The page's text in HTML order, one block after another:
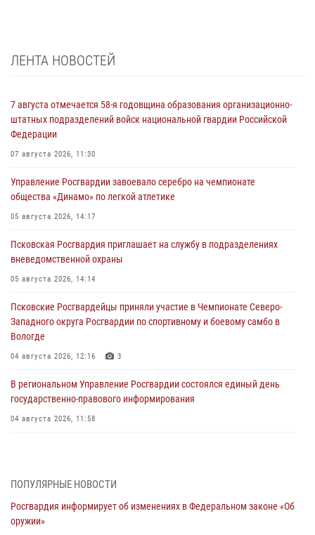
ЛЕНТА НОВОСТЕЙ
7 августа отмечается 58-я годовщина образования организационно-
штатных подразделений войск национальной гвардии Российской
Федерации
07 августа 2026, 11:30
Управление Росгвардии завоевало серебро на чемпионате
общества «Динамо» по легкой атлетике
05 августа 2026, 14:17
Псковская Росгвардия приглашает на службу в подразделениях
вневедомственной охраны
05 августа 2026, 14:14
Псковские Росгвардейцы приняли участие в Чемпионате Северо-
Западного округа Росгвардии по спортивному и боевому самбо в
Вологде
04 августа 2026, 12:16 3
В региональном Управление Росгвардии состоялся единый день
государственно-правового информирования
04 августа 2026, 11:58
03 августа 2026, 17:21
21 единицу оружия изъяли Псковские росгвардейцы за неделю
03 августа 2026, 14:10
ПОПУЛЯРНЫЕ НОВОСТИ
Росгвардия информирует об изменениях в Федеральном законе «Об
оружии»